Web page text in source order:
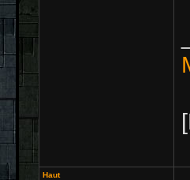
Haut